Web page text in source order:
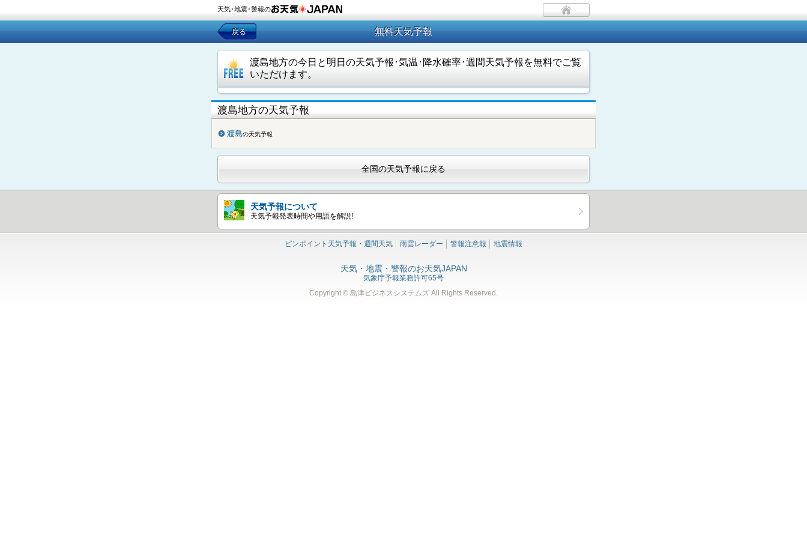
天気･地震･警報の
戻る 無料天気予報
渡島地方の今日と明日の天気予報･気温･降水確率･週間天気予報を無料でご覧
いただけます。
渡島地方の天気予報
渡島の天気予報
全国の天気予報に戻る
天気予報について
天気予報発表時間や用語を解説!
ピンポイント天気予報・週間天気 雨雲レーダー 警報注意報 地震情報
天気・地震・警報のお天気JAPAN
気象庁予報業務許可65号
Copyright © 島津ビジネスシステムズ All Rights Reserved.